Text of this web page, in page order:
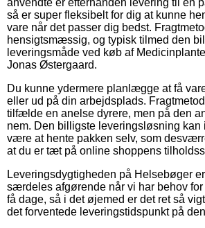
så er super fleksibelt for dig at kunne
vare når det passer dig bedst.
hensigtsmæssig, og typisk tilmed den
leveringsmåde ved køb af
Jonas Østergaard.
Du kunne ydermere planlægge at få
eller ud på din arbejdsplads.
tilfælde en anelse dyrere, men på den
nem. Den billigste leveringsløsning kan
være at hente pakken selv, som
at du er tæt på online shoppens
Leveringsdygtigheden på Helsebøger
særdeles afgørende når vi har behov
få dage, så i det øjemed er det ret så
det forventede leveringstidspunkt på